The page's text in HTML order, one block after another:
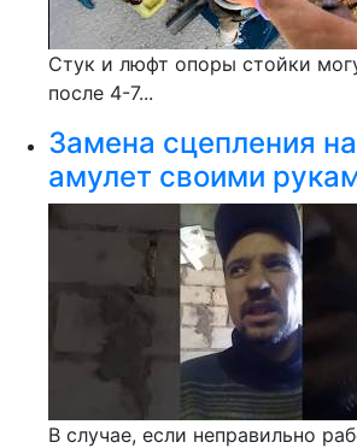
Стук и люфт опоры стойки
после 4-7...
Замена сцепления
амулет своими
В случае, если неправильно